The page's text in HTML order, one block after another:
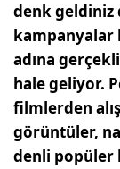
denk geldiniz
kampanyalar
adına
hale geliyor.
filmlerden
görüntüler,
denli popüler